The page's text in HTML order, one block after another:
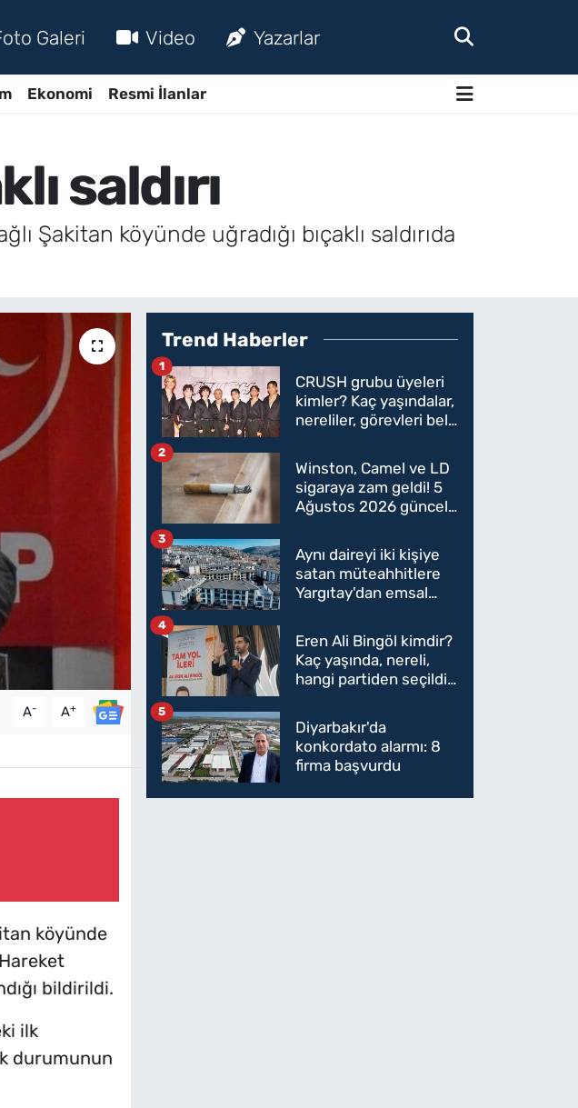
Galeri Video Yazarlar
Ekonomi Resmi İlanlar
saldırı
Şakitan köyünde uğradığı bıçaklı saldırıda
A- A+
köyünde
bildirildi.
ilk
durumunun
Trend Haberler
CRUSH grubu üyeleri
kimler? Kaç yaşındalar,
nereliler, görevleri belli
1
Winston, Camel ve LD
sigaraya zam geldi! 5
Ağustos 2026 güncel
oldu
2
Aynı daireyi iki kişiye
satan müteahhitlere
Yargıtay'dan emsal
3
Eren Ali Bingöl kimdir?
Kaç yaşında, nereli,
hangi partiden seçildi?
Parti'ye mi geçecek?
4
Diyarbakır'da
konkordato alarmı: 8
firma başvurdu
5